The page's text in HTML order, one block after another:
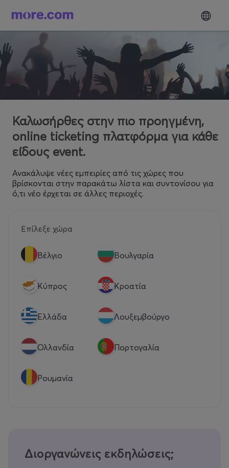
Καλωσήρθες στην πιο προηγμένη,
online ticketing πλατφόρμα για κάθε
είδους event.
Ανακάλυψε νέες εμπειρίες από τις χώρες που
βρίσκονται στην παρακάτω λίστα και συντονίσου για
ό,τι νέο έρχεται σε άλλες περιοχές.
Επίλεξε χώρα
Βέλγιο Βουλγαρία
Κύπρος Κροατία
Eλλάδα Λουξεμβούργο
Ολλανδία Πορτογαλία
Ρουμανία
Διοργανώνεις εκδηλώσεις;